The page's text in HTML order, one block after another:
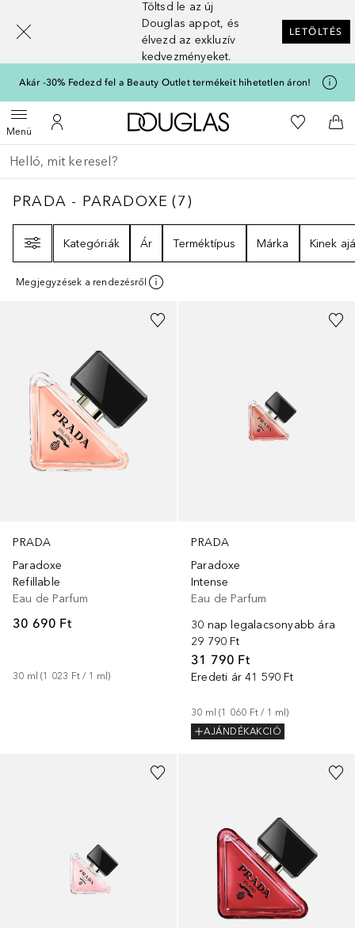
Töltsd le az új
Douglas appot, és
élvezd az exkluzív
kedvezményeket.
LETÖLTÉS
Akár -30% Fedezd fel a Beauty Outlet termékeit hihetetlen áron!
MenüMenü megnyitása
A fiókomhoz
A Douglas Főoldalra
A
Menj vissza
Keresés végrehajtása
PRADA - PARADOXE7
PRADA - PARADOXE (7)
Kategóriák
Ár Terméktípus Márka Kinek
Megjegyzések a rendezésről
PRADA
Paradoxe
Refillable
Eau de Parfum
30 690 Ft
30 ml (1 023 Ft / 1 ml)
PRADA
Paradoxe
Intense
Eau de Parfum
30 nap legalacsonyabb ára
29 790 Ft
31 790 Ft
Eredeti ár 41 590 Ft
30 ml (1 060 Ft / 1 ml)
AJÁNDÉKAKCIÓ
[navigation.slideout.screenreader]